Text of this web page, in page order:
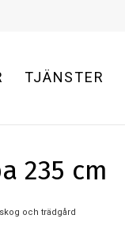
TJÄNSTER
235 cm
och trädgård